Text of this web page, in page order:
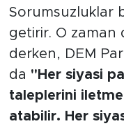
Sorumsuzluklar
getirir. O zaman
derken, DEM
da "Her siyasi
taleplerini
atabilir. Her
ALINTI
SOSYAL